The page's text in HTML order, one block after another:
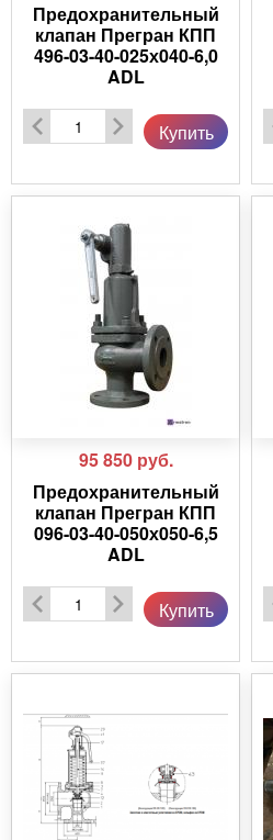
Предохранительный
клапан Прегран КПП
496-03-40-025х040-6,0
ADL
Купить
95 850 руб.
Предохранительный
клапан Прегран КПП
096-03-40-050х050-6,5
ADL
Купить